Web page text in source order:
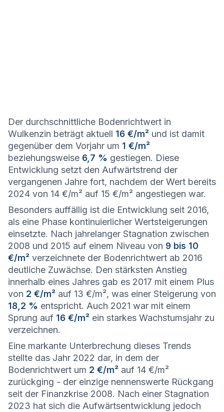
Der durchschnittliche Bodenrichtwert in
Wulkenzin beträgt aktuell 16 €/m² und ist damit
gegenüber dem Vorjahr um 1 €/m²
beziehungsweise 6,7 % gestiegen. Diese
Entwicklung setzt den Aufwärtstrend der
vergangenen Jahre fort, nachdem der Wert bereits
2024 von 14 €/m² auf 15 €/m² angestiegen war.
Besonders auffällig ist die Entwicklung seit 2016,
als eine Phase kontinuierlicher Wertsteigerungen
einsetzte. Nach jahrelanger Stagnation zwischen
2008 und 2015 auf einem Niveau von 9 bis 10
€/m² verzeichnete der Bodenrichtwert ab 2016
deutliche Zuwächse. Den stärksten Anstieg
innerhalb eines Jahres gab es 2017 mit einem Plus
von 2 €/m² auf 13 €/m², was einer Steigerung von
18,2 % entspricht. Auch 2021 war mit einem
Sprung auf 16 €/m² ein starkes Wachstumsjahr zu
verzeichnen.
Eine markante Unterbrechung dieses Trends
stellte das Jahr 2022 dar, in dem der
Bodenrichtwert um 2 €/m² auf 14 €/m²
zurückging - der einzige nennenswerte Rückgang
seit der Finanzkrise 2008. Nach einer Stagnation
2023 hat sich die Aufwärtsentwicklung jedoch